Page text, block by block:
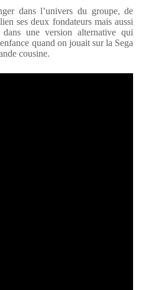
dans l’univers du groupe, de
ses deux fondateurs mais aussi
une version alternative qui
quand on jouait sur la Sega
cousine.